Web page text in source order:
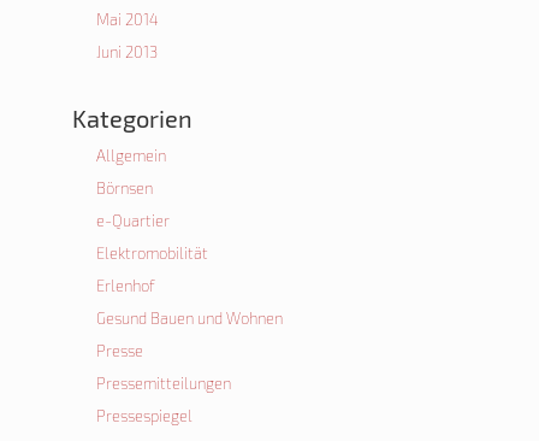
Mai 2014
Juni 2013
Kategorien
Allgemein
Börnsen
e-Quartier
Elektromobilität
Erlenhof
Gesund Bauen und Wohnen
Presse
Pressemitteilungen
Pressespiegel